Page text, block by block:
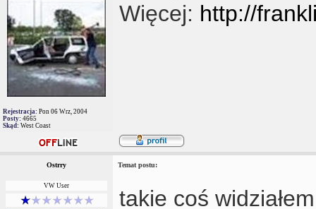
Rejestracja: Pon 06 Wrz, 2004
Posty: 4665
Skąd: West Coast
Więcej: http://
Ostrry Temat postu:
VW User takie coś